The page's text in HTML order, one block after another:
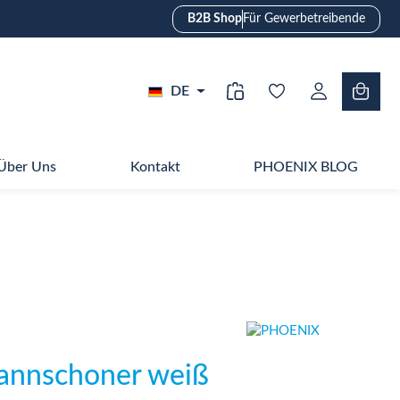
B2B Shop Für Gewerbetreibende
DE
Uns Kontakt PHOENIX BLOG
weiß